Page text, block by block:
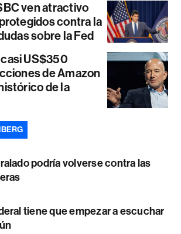
ven atractivo
contra la
sobre la Fed
US$350
de Amazon
de la
podría volverse contra las
tiene que empezar a escuchar